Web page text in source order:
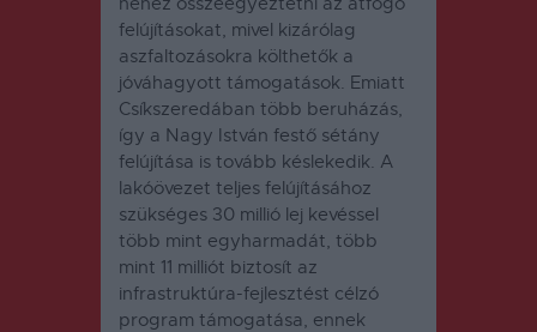
felújításokat, mivel kizárólag
aszfaltozásokra költhetők a
jóváhagyott támogatások. Emiatt
Csíkszeredában több beruházás,
így a Nagy István festő sétány
felújítása is tovább késlekedik. A
lakóövezet teljes felújításához
szükséges 30 millió lej kevéssel
több mint egyharmadát, több
mint 11 milliót biztosít az
infrastruktúra-fejlesztést célzó
program támogatása, ennek